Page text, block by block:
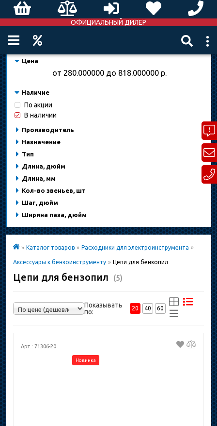
ОФИЦИАЛЬНЫЙ ДИЛЕР
Цена
от 280.000000до 818.000000р.
Наличие
По акции
В наличии
Производитель
Назначение
Тип
Длина, дюйм
Длина, мм
Кол-во звеньев, шт
Шаг, дюйм
Ширина паза, дюйм
» Каталог товаров » Расходники для электроинструмента »
Аксессуары к бензоинструменту » Цепи для бензопил
Цепи для бензопил (5)
Показывать
по:
20 40 60
Арт.: 71306-20
Новинка